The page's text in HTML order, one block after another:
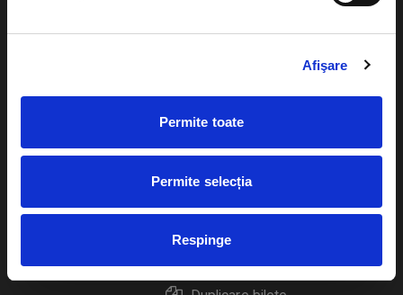
Afişare
Permite toate
Permite selecția
Respinge
Cum comand bilete?
Plata online sau cash
eBilet printat acasa
Livrare prin curier
Returnare bilete
Pentru copii
Diverse